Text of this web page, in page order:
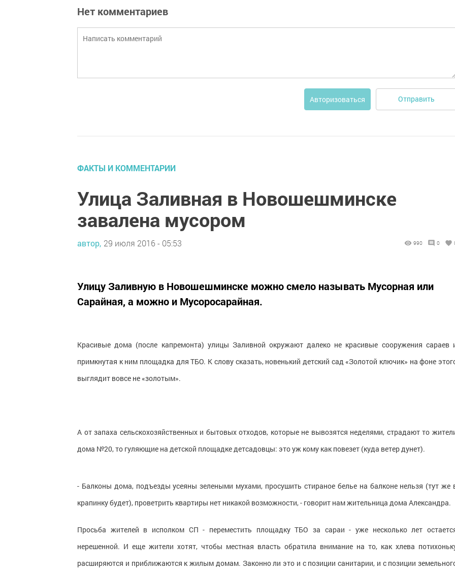
Нет комментариев
Авторизоваться Отправить
ФАКТЫ И КОММЕНТАРИИ
Улица Заливная в Новошешминске
завалена мусором
автор, 29 июля 2016 - 05:53 990 0
Улицу Заливную в Новошешминске можно смело называть Мусорная или
Сарайная, а можно и Мусоросарайная.
Красивые дома (после капремонта) улицы Заливной окружают далеко не красивые сооружения сараев
примкнутая к ним площадка для ТБО. К слову сказать, новенький детский сад «Золотой ключик» на фоне
выглядит вовсе не «золотым».
А от запаха сельскохозяйственных и бытовых отходов, которые не вывозятся неделями, страдают то
дома №20, то гуляющие на детской площадке детсадовцы: это уж кому как повезет (куда ветер дунет).
- Балконы дома, подъезды усеяны зелеными мухами, просушить стираное белье на балконе нельзя (тут же
крапинку будет), проветрить квартиры нет никакой возможности, - говорит нам жительница дома Александра.
Просьба жителей в исполком СП - переместить площадку ТБО за сараи - уже несколько лет
нерешенной. И еще жители хотят, чтобы местная власть обратила внимание на то, как хлева
расширяются и приближаются к жилым домам. Законно ли это и с позиции санитарии, и с позиции